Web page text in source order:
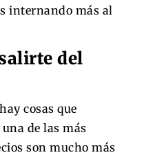
internando más al
del
cosas que
de las más
son mucho más